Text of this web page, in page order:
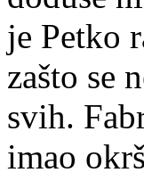
je Petko
zašto se
svih.
imao